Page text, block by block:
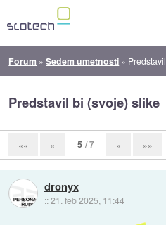
Forum »Sedem umetnosti »
Predstavil bi (svoje) slike
«« « 5 / 7 » »»
dronyx
::21. feb 2025, 11:44